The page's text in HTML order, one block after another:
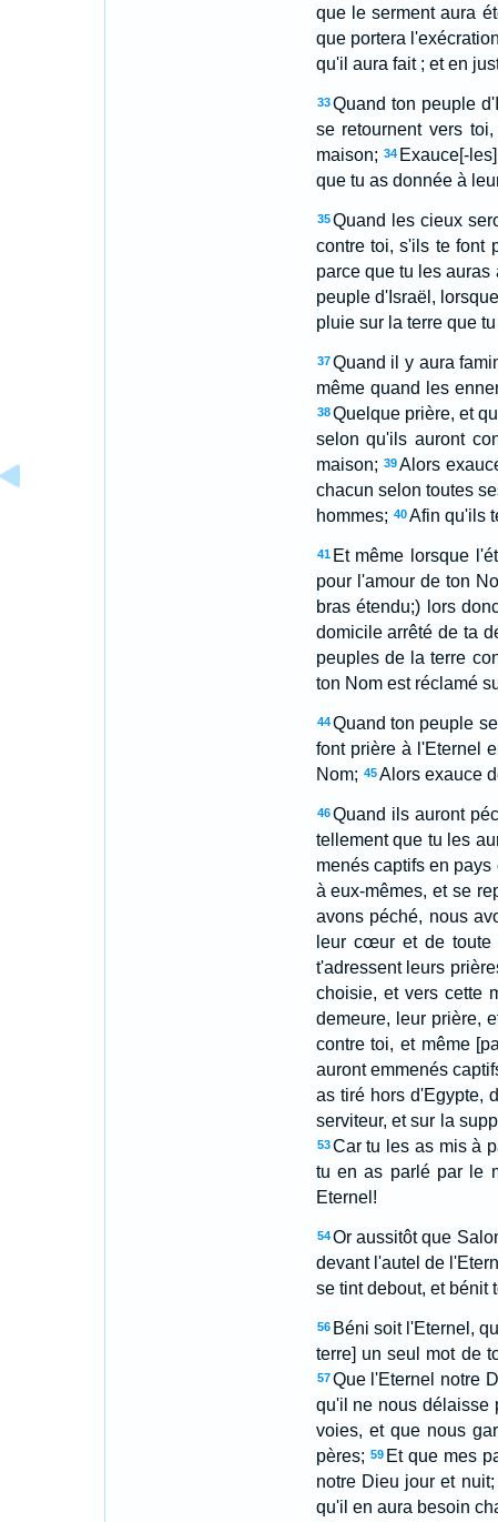
que le serment aura
que portera
qu'il aura fait ; et en
33 Quand ton peuple
se retournent vers
maison; 34 Exauce[-
que tu as donnée à
35 Quand les cieux
contre toi, s'ils te font
parce que tu les auras
peuple d'Israël,
pluie sur la terre que
37 Quand il y aura
même quand les
38 Quelque prière, et
selon qu'ils auront
maison; 39Alors
chacun selon toutes
hommes; 40 Afin qu'ils
41 Et même lorsque
pour l'amour de ton
bras étendu;) lors
domicile arrêté de ta
peuples de la terre
ton Nom est réclamé
44 Quand ton peuple
font prière à l'Eternel
Nom; 45 Alors exauce
46 Quand ils auront
tellement que tu les
menés captifs en
à eux-mêmes, et se
avons péché, nous
leur cœur et de toute
t'adressent leurs
choisie, et vers cette
demeure, leur prière,
contre toi, et même
auront emmenés
as tiré hors d'Egypte,
serviteur, et sur la
53 Car tu les as mis à
tu en as parlé par le
Eternel!
54 Or aussitôt que
devant l'autel de
se tint debout, et bénit
56 Béni soit l'Eternel,
terre] un seul mot de
57 Que l'Eternel notre
qu'il ne nous délaisse
voies, et que nous
pères; 59 Et que mes
notre Dieu jour et
qu'il en aura besoin